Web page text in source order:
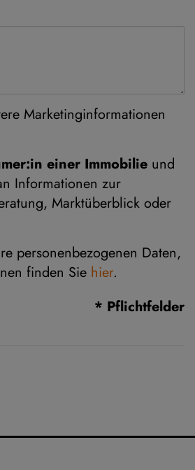
Marketinginformationen
einer Immobilie und
Informationen zur
Marktüberblick oder
personenbezogenen Daten,
finden Sie hier.
* Pflichtfelder